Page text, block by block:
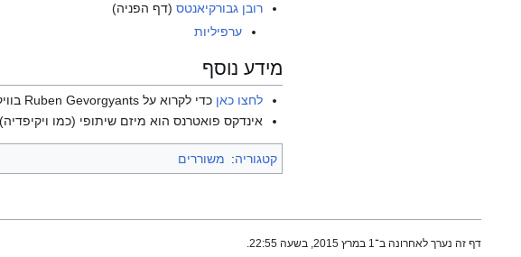
רובן גבורקיאנטס (דף הפניה)
ערפיליות
מידע נוסף
לחצו כאן כדי לקרוא על Ruben Gevorgyants בוויקיפדיה האנגלית.
אינדקס פואטרנס הוא מיזם שיתופי (כמו
קטגוריה: משוררים
דף זה נערך לאחרונה ב־1 במרץ 2015, בשעה 22:55.